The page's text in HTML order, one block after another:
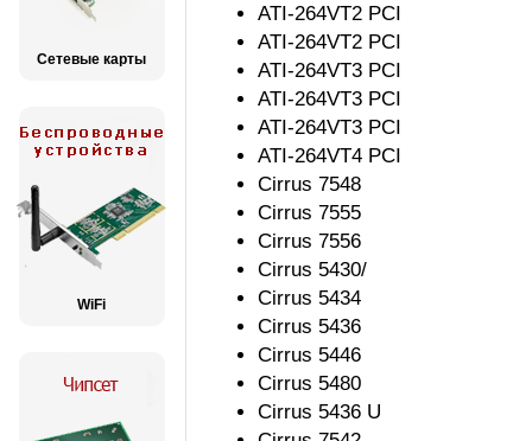
Сетевые карты
WiFi
ATI-264VT2 PCI
ATI-264VT2 PCI
ATI-264VT3 PCI
ATI-264VT3 PCI
ATI-264VT3 PCI
ATI-264VT4 PCI
Cirrus 7548
Cirrus 7555
Cirrus 7556
Cirrus 5430/
Cirrus 5434
Cirrus 5436
Cirrus 5446
Cirrus 5480
Cirrus 5436 U